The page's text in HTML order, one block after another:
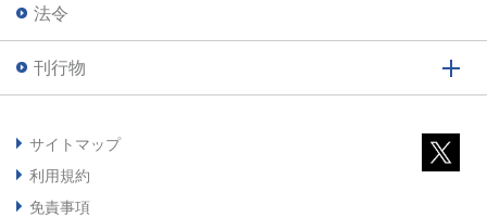
法令
刊行物
サイトマップ
利用規約
免責事項